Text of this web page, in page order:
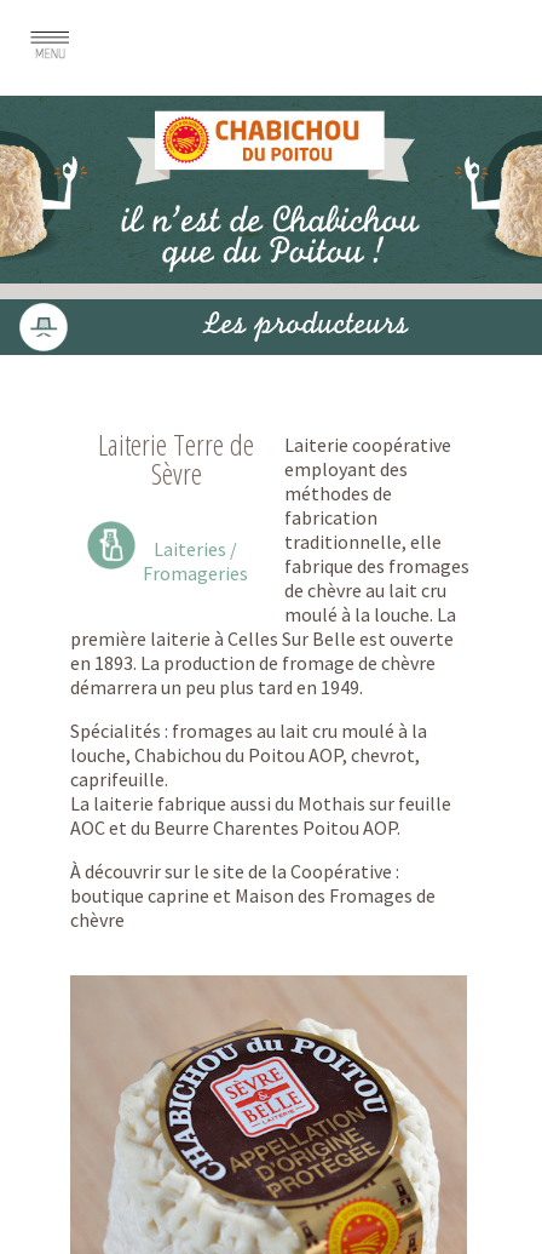
Les producteurs
Laiterie Terre de
Sèvre
Laiteries /
Fromageries
Laiterie coopérative
employant des
méthodes de
fabrication
traditionnelle, elle
fabrique des fromages
de chèvre au lait cru
moulé à la louche. La
première laiterie à Celles Sur Belle est ouverte
en 1893. La production de fromage de chèvre
démarrera un peu plus tard en 1949.
Spécialités : fromages au lait cru moulé à la
louche, Chabichou du Poitou AOP, chevrot,
caprifeuille.
La laiterie fabrique aussi du Mothais sur feuille
AOC et du Beurre Charentes Poitou AOP.
À découvrir sur le site de la Coopérative :
boutique caprine et Maison des Fromages de
chèvre